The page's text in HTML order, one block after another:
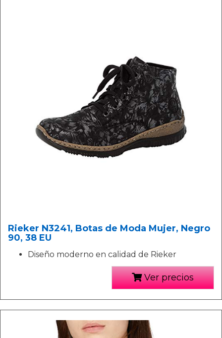
Rieker N3241, Botas de Moda Mujer, Negro
90, 38 EU
Diseño moderno en calidad de Rieker
Ver precios